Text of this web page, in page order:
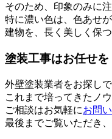
そのため、印象のみに
特に濃い色は、色あせ
建物を、長く美しく保
塗装工事はお任せを
外壁塗装業者をお探し
これまで培ってきたノ
ご相談はお気軽にお問
最後までご覧いただき